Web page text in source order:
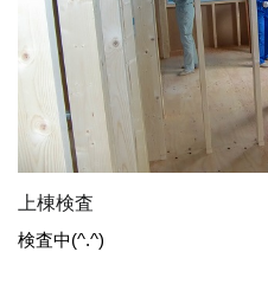
上棟検査
検査中(^.^)